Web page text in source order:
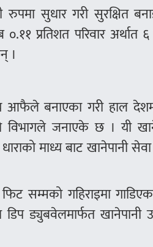
सुधार गरी सुरक्षित
प्रतिशत परिवार अर्थात
।
आफैले बनाएका गरी हाल
विभागले जनाएके छ । यी
माध्य बाट खानेपानी सेवा
सम्मको गहिराइमा
ड्युबवेलमार्फत खानेपानी